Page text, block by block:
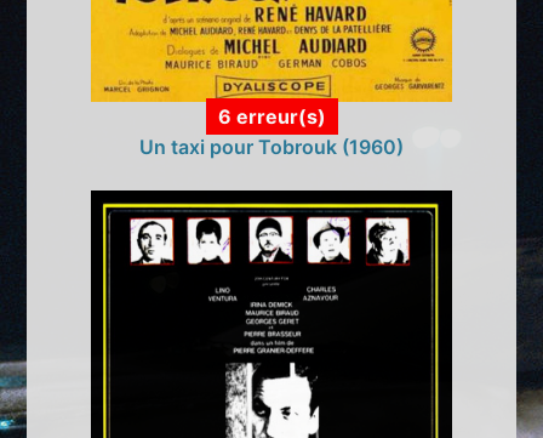
6 erreur(s)
Un taxi pour Tobrouk (1960)